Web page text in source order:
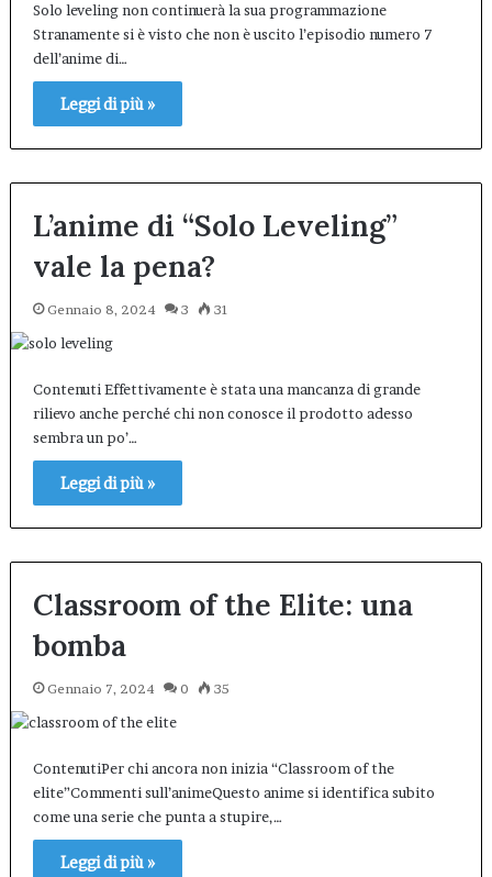
Solo leveling non continuerà la sua programmazione
Stranamente si è visto che non è uscito l’episodio numero 7
dell’anime di…
Leggi di più »
L’anime di “Solo Leveling”
vale la pena?
Gennaio 8, 2024 3 31
Contenuti Effettivamente è stata una mancanza di grande
rilievo anche perché chi non conosce il prodotto adesso
sembra un po’…
Leggi di più »
Classroom of the Elite: una
bomba
Gennaio 7, 2024 0 35
ContenutiPer chi ancora non inizia “Classroom of the
elite”Commenti sull’animeQuesto anime si identifica subito
come una serie che punta a stupire,…
Leggi di più »